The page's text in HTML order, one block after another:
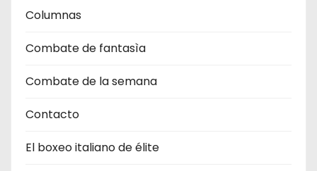
Columnas
Combate de fantasìa
Combate de la semana
Contacto
El boxeo italiano de élite